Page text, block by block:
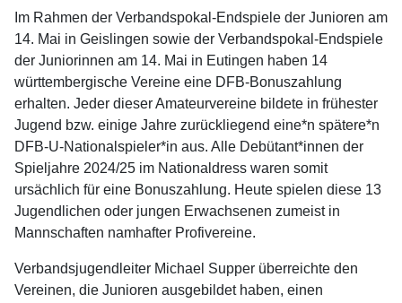
Im Rahmen der Verbandspokal-Endspiele der Junioren am
14. Mai in Geislingen sowie der Verbandspokal-Endspiele
der Juniorinnen am 14. Mai in Eutingen haben 14
württembergische Vereine eine DFB-Bonuszahlung
erhalten. Jeder dieser Amateurvereine bildete in frühester
Jugend bzw. einige Jahre zurückliegend eine*n spätere*n
DFB-U-Nationalspieler*in aus. Alle Debütant*innen der
Spieljahre 2024/25 im Nationaldress waren somit
ursächlich für eine Bonuszahlung. Heute spielen diese 13
Jugendlichen oder jungen Erwachsenen zumeist in
Mannschaften namhafter Profivereine.
Verbandsjugendleiter Michael Supper überreichte den
Vereinen, die Junioren ausgebildet haben, einen